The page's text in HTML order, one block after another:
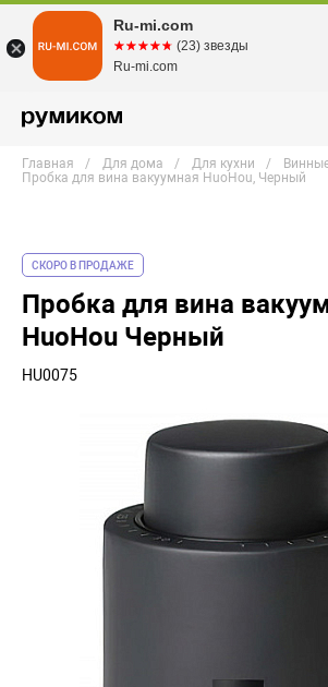
Главная Для дома Для кухни
Пробка для вина вакуумная HuoHou, Черный
СКОРО В ПРОДАЖЕ
Пробка для вина
HuoHou Черный
HU0075
Ru-mi.com
☆☆☆☆☆
★★★★★ (23) звезды
Ru-mi.com